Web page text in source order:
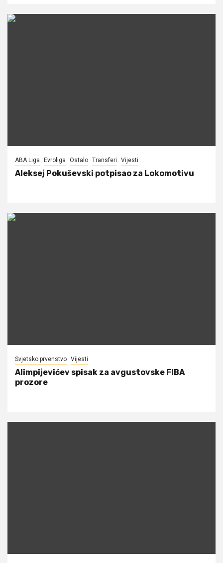
ABA Liga Evroliga Ostalo Transferi Vijesti
Aleksej Pokuševski potpisao za Lokomotivu
Svjetsko prvenstvo Vijesti
Alimpijevićev spisak za avgustovske FIBA
prozore